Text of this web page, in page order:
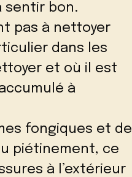
sentir bon.
pas à nettoyer
dans les
et où il est
à
fongiques et de
piétinement, ce
à l’extérieur